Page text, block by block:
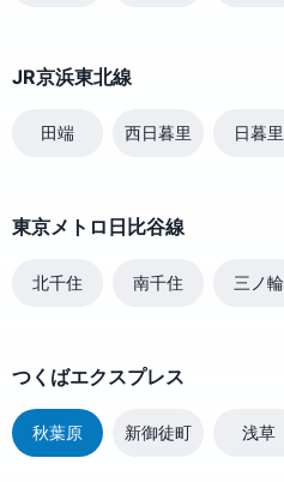
JR京浜東北線
田端 西日暮里 日暮里
東京メトロ日比谷線
北千住 南千住 三ノ輪
つくばエクスプレス
秋葉原 新御徒町 浅草